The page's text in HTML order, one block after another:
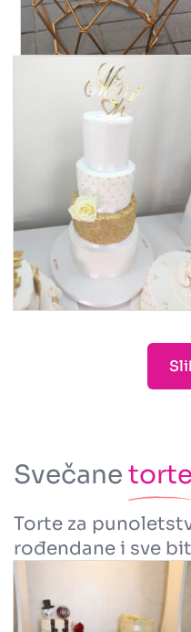
Svečane torte
Torte za
rođendane i sve